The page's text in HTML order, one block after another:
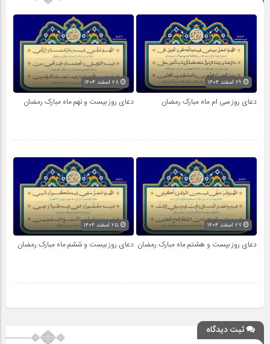
دعای روز سی ام ماه مبارک رمضان دعای روز بیست و نهم ماه مبارک رمضان
۲۷ اسفند ۱۴۰۴
دعای روز بیست و هشتم ماه مبارک رمضان دعای روز بیست و ششم ماه مبارک رمضان
ثبت دیدگاه